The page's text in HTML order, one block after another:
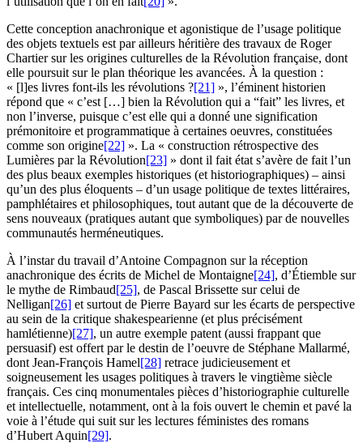
Cette conception anachronique et agonistique de l’usage politique
des objets textuels est par ailleurs héritière des travaux de Roger
Chartier sur les origines culturelles de la Révolution française, dont
elle poursuit sur le plan théorique les avancées. À la question :
« [l]es livres font-ils les révolutions ?[21] », l’éminent historien
répond que « c’est […] bien la Révolution qui a “fait” les livres, et
non l’inverse, puisque c’est elle qui a donné une signification
prémonitoire et programmatique à certaines oeuvres, constituées
comme son origine[22] ». La « construction rétrospective des
Lumières par la Révolution[23] » dont il fait état s’avère de fait l’un
des plus beaux exemples historiques (et historiographiques) – ainsi
qu’un des plus éloquents – d’un usage politique de textes littéraires,
pamphlétaires et philosophiques, tout autant que de la découverte de
sens nouveaux (pratiques autant que symboliques) par de nouvelles
communautés herméneutiques.
À l’instar du travail d’Antoine Compagnon sur la réception
anachronique des écrits de Michel de Montaigne[24], d’Étiemble sur
le mythe de Rimbaud[25], de Pascal Brissette sur celui de
Nelligan[26] et surtout de Pierre Bayard sur les écarts de perspective
au sein de la critique shakespearienne (et plus précisément
hamlétienne)[27], un autre exemple patent (aussi frappant que
persuasif) est offert par le destin de l’oeuvre de Stéphane Mallarmé,
dont Jean-François Hamel[28] retrace judicieusement et
soigneusement les usages politiques à travers le vingtième siècle
français. Ces cinq monumentales pièces d’historiographie culturelle
et intellectuelle, notamment, ont à la fois ouvert le chemin et pavé la
voie à l’étude qui suit sur les lectures féministes des romans
d’Hubert Aquin[29].